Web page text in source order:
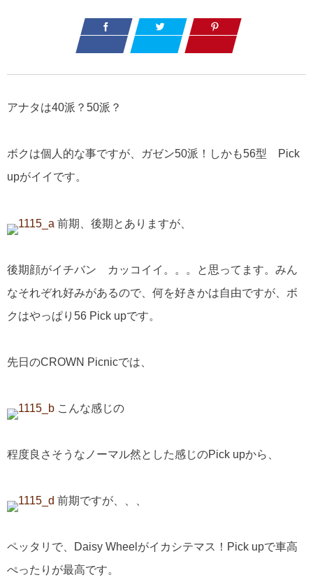
アナタは40派？50派？
ボクは個人的な事ですが、ガゼン50派！しかも56型 Pick
upがイイです。
前期、後期とありますが、
後期顔がイチバン カッコイイ。。。と思ってます。みん
なそれぞれ好みがあるので、何を好きかは自由ですが、ボ
クはやっぱり56 Pick upです。
先日のCROWN Picnicでは、
こんな感じの
程度良さそうなノーマル然とした感じのPick upから、
前期ですが、、、
ペッタリで、Daisy Wheelがイカシテマス！Pick upで車高
ぺったりが最高です。